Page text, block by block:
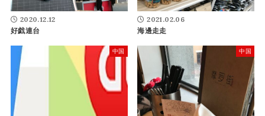
2020.12.12
好戯連台
2021.02.06
海邊走走
中国 中国